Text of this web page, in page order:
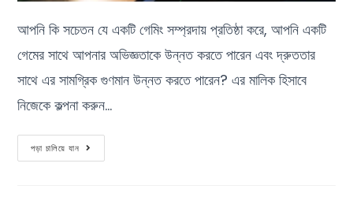
আপনি কি সচেতন যে একটি গেমিং সম্প্রদায় প্রতিষ্ঠা করে, আপনি একটি
গেমের সাথে আপনার অভিজ্ঞতাকে উন্নত করতে পারেন এবং দ্রুততার
সাথে এর সামগ্রিক গুণমান উন্নত করতে পারেন? এর মালিক হিসাবে
নিজেকে কল্পনা করুন…
পড়া চালিয়ে যান